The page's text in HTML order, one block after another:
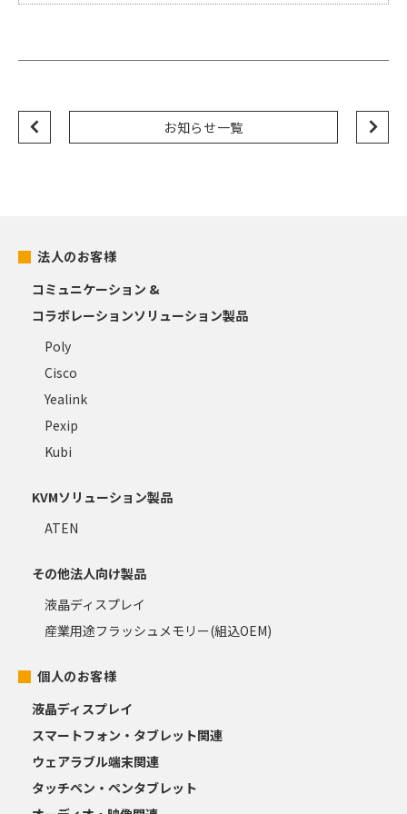
お知らせ一覧
法人のお客様
コミュニケーション &
コラボレーションソリューション製品
Poly
Cisco
Yealink
Pexip
Kubi
KVMソリューション製品
ATEN
その他法人向け製品
液晶ディスプレイ
産業用途フラッシュメモリー(組込OEM)
個人のお客様
液晶ディスプレイ
スマートフォン・タブレット関連
ウェアラブル端末関連
タッチペン・ペンタブレット